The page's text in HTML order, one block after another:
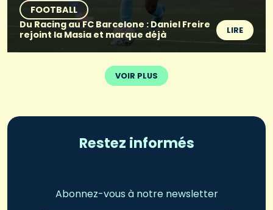
FOOTBALL
Du Racing au FC Barcelone : Daniel Freire
rejoint la Masia et marque déjà
LIRE
VOIR PLUS
Restez informés
Abonnez-vous à notre newsletter